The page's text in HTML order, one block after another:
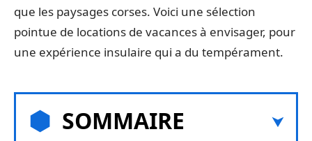
que les paysages corses. Voici une sélection
pointue de locations de vacances à envisager, pour
une expérience insulaire qui a du tempérament.
SOMMAIRE